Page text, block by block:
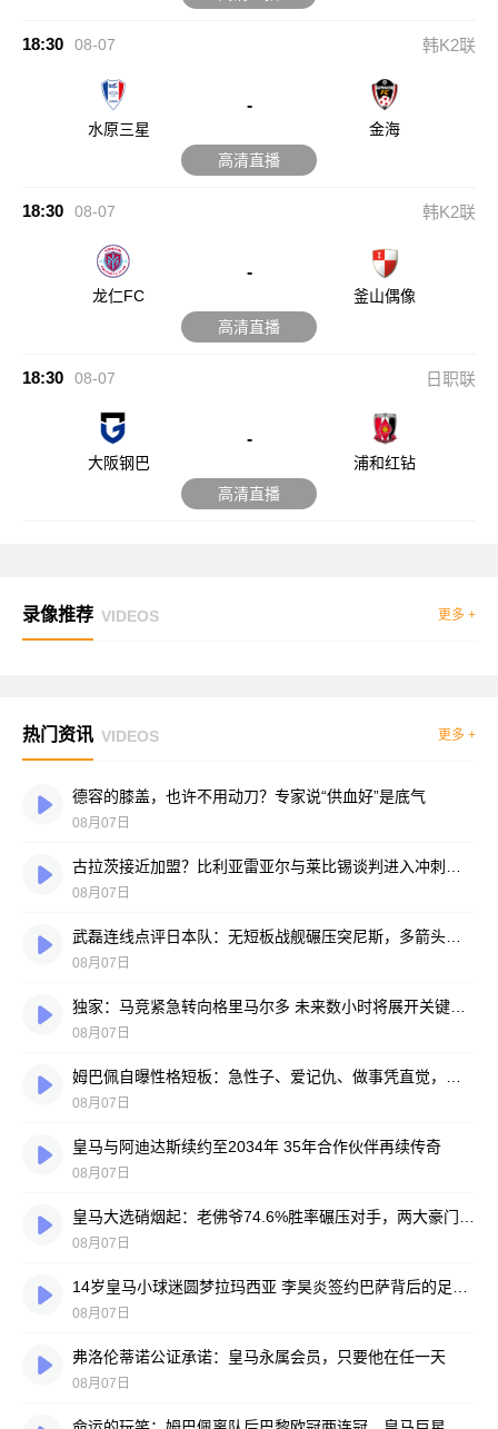
18:30 08-07 韩K2联
水原三星
-
金海
高清直播
18:30 08-07 韩K2联
龙仁FC
-
釜山偶像
高清直播
18:30 08-07 日职联
大阪钢巴
-
浦和红钻
高清直播
录像推荐 VIDEOS 更多 +
热门资讯 VIDEOS 更多 +
德容的膝盖，也许不用动刀？专家说“供血好”是底气
08月07日
08月07日
08月07日
08月07日
08月07日
皇马与阿迪达斯续约至2034年 35年合作伙伴再续传奇
08月07日
08月07日
08月07日
弗洛伦蒂诺公证承诺：皇马永属会员，只要他在任一天
08月07日